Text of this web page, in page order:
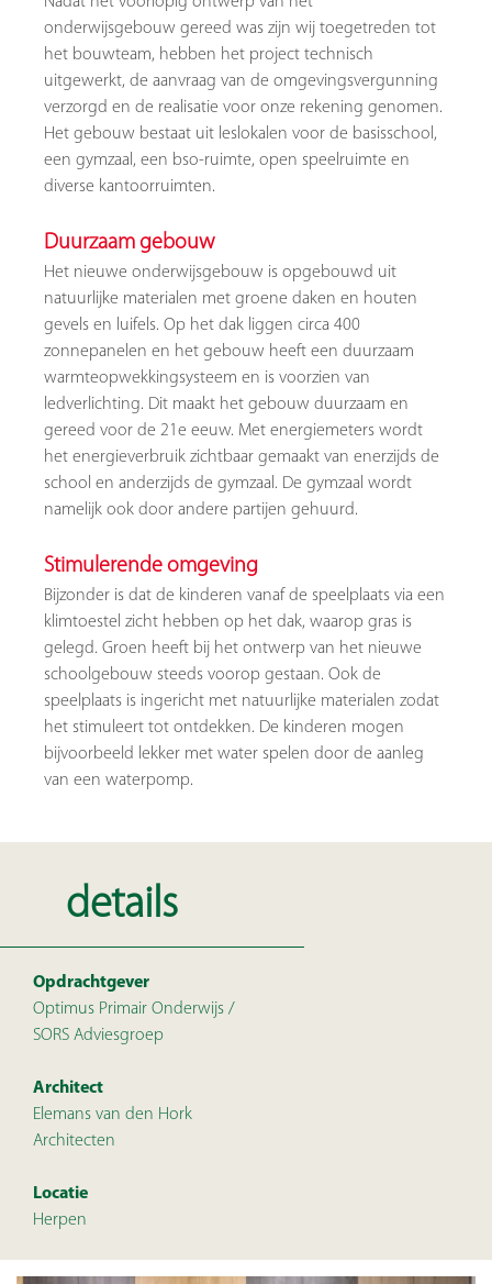
details
Opdrachtgever
Optimus Primair Onderwijs /
SORS Adviesgroep
Architect
Elemans van den Hork
Architecten
Locatie
Herpen
onderwijsgebouw gereed was zijn wij toegetreden tot
het bouwteam, hebben het project technisch
uitgewerkt, de aanvraag van de omgevingsvergunning
verzorgd en de realisatie voor onze rekening genomen.
Het gebouw bestaat uit leslokalen voor de basisschool,
een gymzaal, een bso-ruimte, open speelruimte en
diverse kantoorruimten.
Duurzaam gebouw
Het nieuwe onderwijsgebouw is opgebouwd uit
natuurlijke materialen met groene daken en houten
gevels en luifels. Op het dak liggen circa 400
zonnepanelen en het gebouw heeft een duurzaam
warmteopwekkingsysteem en is voorzien van
ledverlichting. Dit maakt het gebouw duurzaam en
gereed voor de 21e eeuw. Met energiemeters wordt
het energieverbruik zichtbaar gemaakt van enerzijds de
school en anderzijds de gymzaal. De gymzaal wordt
namelijk ook door andere partijen gehuurd.
Stimulerende omgeving
Bijzonder is dat de kinderen vanaf de speelplaats via een
klimtoestel zicht hebben op het dak, waarop gras is
gelegd. Groen heeft bij het ontwerp van het nieuwe
schoolgebouw steeds voorop gestaan. Ook de
speelplaats is ingericht met natuurlijke materialen zodat
het stimuleert tot ontdekken. De kinderen mogen
bijvoorbeeld lekker met water spelen door de aanleg
van een waterpomp.